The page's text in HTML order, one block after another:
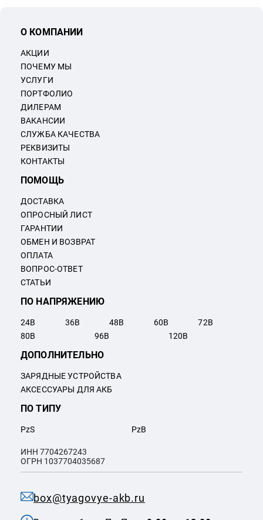
box@tyagovye-akb.ru
О КОМПАНИИ
АКЦИИ
ПОЧЕМУ МЫ
УСЛУГИ
ПОРТФОЛИО
ДИЛЕРАМ
ВАКАНСИИ
СЛУЖБА КАЧЕСТВА
РЕКВИЗИТЫ
КОНТАКТЫ
ПОМОЩЬ
ДОСТАВКА
ОПРОСНЫЙ ЛИСТ
ГАРАНТИИ
ОБМЕН И ВОЗВРАТ
ОПЛАТА
ВОПРОС-ОТВЕТ
СТАТЬИ
ПО НАПРЯЖЕНИЮ
24В 36В 48В 60В 72В
80В 96В 120В
ПО ТИПУ
PzS PzB
ДОПОЛНИТЕЛЬНО
ЗАРЯДНЫЕ УСТРОЙСТВА
АКСЕССУАРЫ ДЛЯ АКБ
ИНН 7704267243
ОГРН 1037704035687